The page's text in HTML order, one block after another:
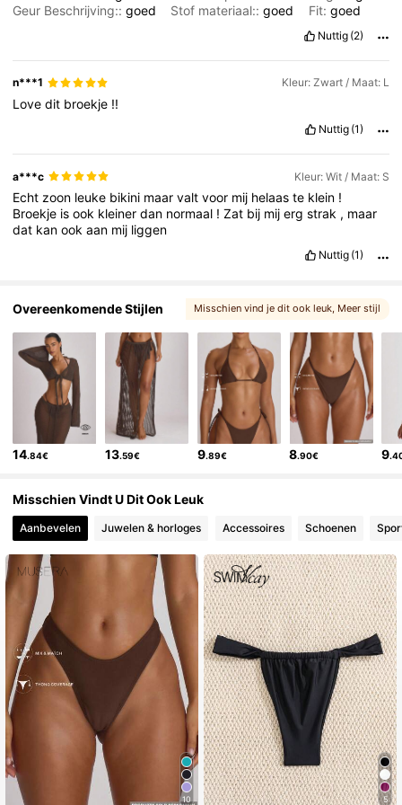
Geur Beschrijving::goed Stof materiaal::goed Fit: goed
Nuttig (2)
n***1 Kleur: Zwart / Maat: L
Lovedit broekje !!
Nuttig (1)
a***c Kleur: Wit / Maat: S
Echt zoon leuke bikini maarvaltvoor mij helaaste klein !
Broekje isook kleinerdan normaal !Zat bij mijergstrak , maar
dat kanookaan mij liggen
Nuttig (1)
Overeenkomende Stijlen Misschien vind je dit ook leuk, Meer stijl
14.84€ 13.59€ 9.89€ 8.90€ 9
Misschien Vindt U Dit Ook Leuk
Aanbevelen Juwelen & horloges Accessoires Schoenen
10 5